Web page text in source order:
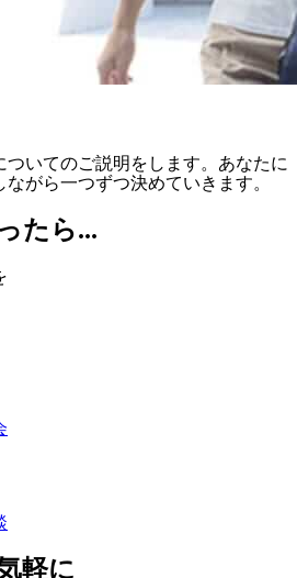
ついてのご説明をします。あなたに
がら一つずつ決めていきます。
たら...
軽に